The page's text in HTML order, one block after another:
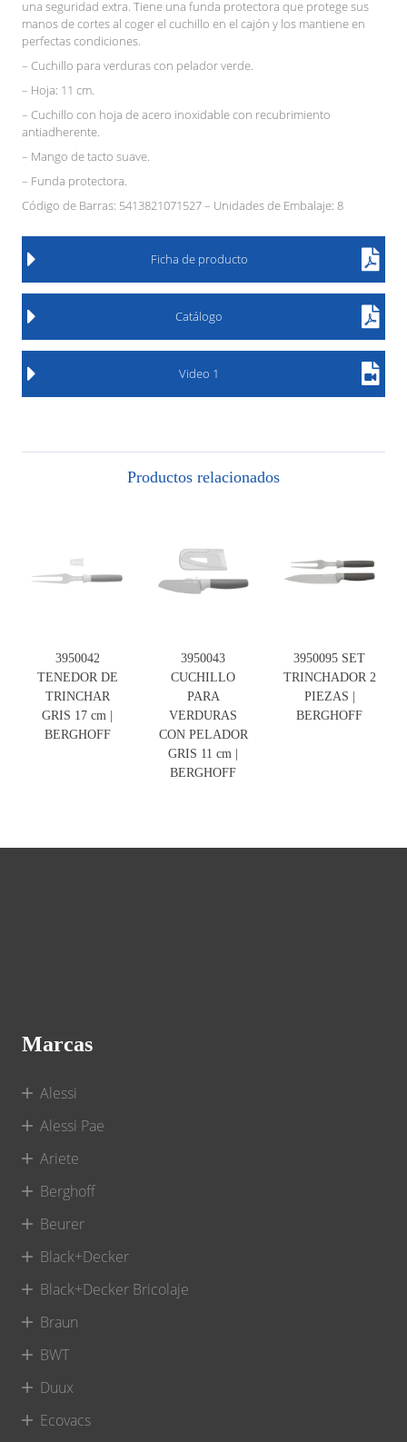
una seguridad extra. Tiene una funda protectora que protege sus
manos de cortes al coger el cuchillo en el cajón y los mantiene en
perfectas condiciones.
– Cuchillo para verduras con pelador verde.
– Hoja: 11 cm.
– Cuchillo con hoja de acero inoxidable con recubrimiento
antiadherente.
– Mango de tacto suave.
– Funda protectora.
Código de Barras: 5413821071527 – Unidades de Embalaje: 8
Ficha de producto
Catálogo
Video 1
Productos relacionados
3950042
TENEDOR DE
TRINCHAR
GRIS 17 cm |
BERGHOFF
3950043
CUCHILLO
PARA
VERDURAS
CON PELADOR
GRIS 11 cm |
BERGHOFF
3950095 SET
TRINCHADOR 2
PIEZAS |
BERGHOFF
Marcas
Alessi
Alessi Pae
Ariete
Berghoff
Beurer
Black+Decker
Black+Decker Bricolaje
Braun
BWT
Duux
Ecovacs